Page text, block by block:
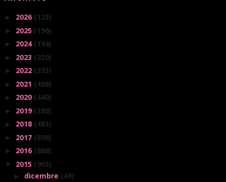
► 2026 (123)
► 2025 (196)
► 2024 (194)
► 2023 (230)
► 2022 (393)
► 2021 (498)
► 2020 (440)
► 2019 (388)
► 2018 (483)
► 2017 (898)
► 2016 (868)
▼ 2015 (903)
► dicembre (49)